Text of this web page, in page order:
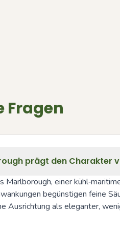
Fragen
prägt den Charakter
Marlborough, einer
begünstigen feine
Ausrichtung als eleganter,